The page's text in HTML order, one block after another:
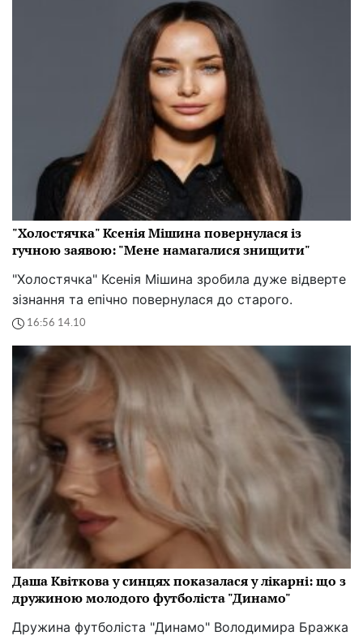
"Холостячка" Ксенія Мішина повернулася із
гучною заявою: "Мене намагалися знищити"
"Холостячка" Ксенія Мішина зробила дуже відверте
зізнання та епічно повернулася до старого.
16:56 14.10
Даша Квіткова у синцях показалася у лікарні: що з
дружиною молодого футболіста "Динамо"
Дружина футболіста "Динамо" Володимира Бражка